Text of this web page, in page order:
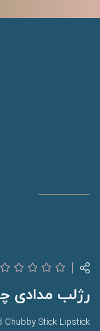
رژلب مدادی
Chubby Stick Lipstick